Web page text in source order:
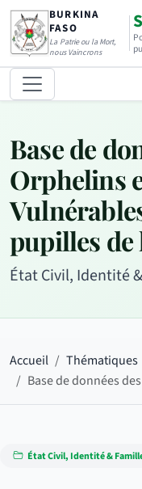
BURKINA
FASO
La Patrie ou la Mort,
nous Vaincrons
Base de
Orphelins
pupilles de
État Civil, Identité
Accueil Thématiques
Base de données
État Civil, Identité &